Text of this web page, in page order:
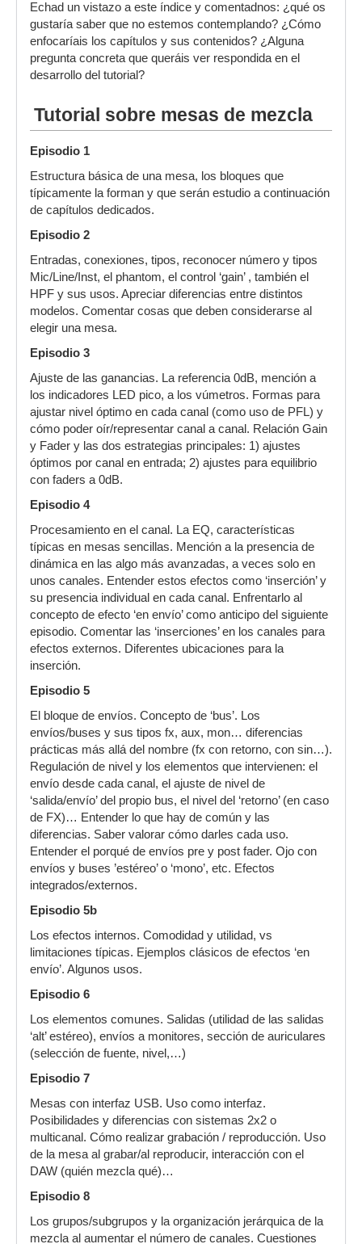
Echad un vistazo a este índice y comentadnos: ¿qué os
gustaría saber que no estemos contemplando? ¿Cómo
enfocaríais los capítulos y sus contenidos? ¿Alguna
pregunta concreta que queráis ver respondida en el
desarrollo del tutorial?
Tutorial sobre mesas de mezcla
Episodio 1
Estructura básica de una mesa, los bloques que
típicamente la forman y que serán estudio a continuación
de capítulos dedicados.
Episodio 2
Entradas, conexiones, tipos, reconocer número y tipos
Mic/Line/Inst, el phantom, el control ‘gain’ , también el
HPF y sus usos. Apreciar diferencias entre distintos
modelos. Comentar cosas que deben considerarse al
elegir una mesa.
Episodio 3
Ajuste de las ganancias. La referencia 0dB, mención a
los indicadores LED pico, a los vúmetros. Formas para
ajustar nivel óptimo en cada canal (como uso de PFL) y
cómo poder oír/representar canal a canal. Relación Gain
y Fader y las dos estrategias principales: 1) ajustes
óptimos por canal en entrada; 2) ajustes para equilibrio
con faders a 0dB.
Episodio 4
Procesamiento en el canal. La EQ, características
típicas en mesas sencillas. Mención a la presencia de
dinámica en las algo más avanzadas, a veces solo en
unos canales. Entender estos efectos como ‘inserción’ y
su presencia individual en cada canal. Enfrentarlo al
concepto de efecto ‘en envío’ como anticipo del siguiente
episodio. Comentar las ‘inserciones’ en los canales para
efectos externos. Diferentes ubicaciones para la
inserción.
Episodio 5
El bloque de envíos. Concepto de ‘bus’. Los
envíos/buses y sus tipos fx, aux, mon… diferencias
prácticas más allá del nombre (fx con retorno, con sin…).
Regulación de nivel y los elementos que intervienen: el
envío desde cada canal, el ajuste de nivel de
‘salida/envío’ del propio bus, el nivel del ‘retorno’ (en caso
de FX)… Entender lo que hay de común y las
diferencias. Saber valorar cómo darles cada uso.
Entender el porqué de envíos pre y post fader. Ojo con
envíos y buses ’estéreo’ o ‘mono’, etc. Efectos
integrados/externos.
Episodio 5b
Los efectos internos. Comodidad y utilidad, vs
limitaciones típicas. Ejemplos clásicos de efectos ‘en
envío’. Algunos usos.
Episodio 6
Los elementos comunes. Salidas (utilidad de las salidas
‘alt’ estéreo), envíos a monitores, sección de auriculares
(selección de fuente, nivel,…)
Episodio 7
Mesas con interfaz USB. Uso como interfaz.
Posibilidades y diferencias con sistemas 2x2 o
multicanal. Cómo realizar grabación / reproducción. Uso
de la mesa al grabar/al reproducir, interacción con el
DAW (quién mezcla qué)…
Episodio 8
Los grupos/subgrupos y la organización jerárquica de la
mezcla al aumentar el número de canales. Cuestiones